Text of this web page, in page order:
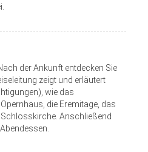
der Ankunft entdecken Sie
zeigt und erläutert
wie das
die Eremitage, das
Anschließend